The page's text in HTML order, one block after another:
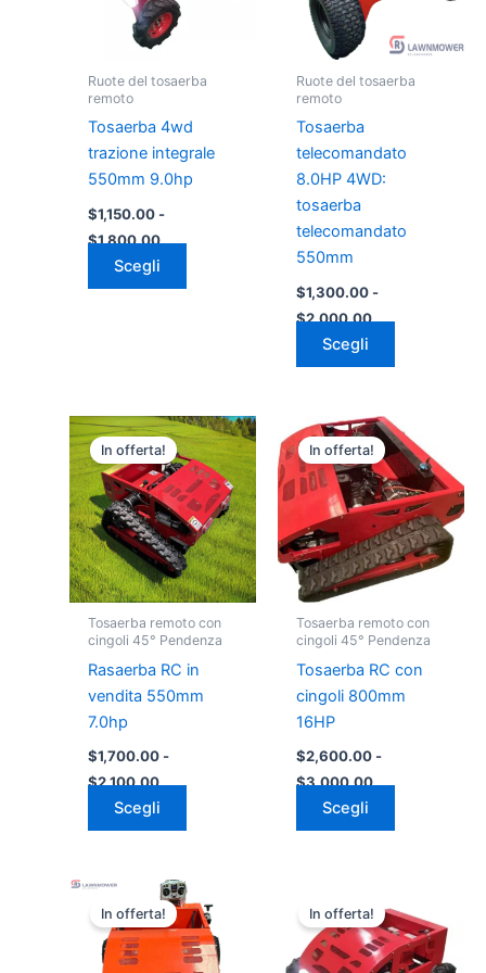
Ruote del tosaerba
remoto
Tosaerba 4wd
trazione integrale
550mm 9.0hp
$1,150.00 -
$1,800.00
Scegli
scelte
nella
pagina
Ruote del tosaerba
remoto
Tosaerba
telecomandato
8.0HP 4WD:
tosaerba
telecomandato
550mm
$1,300.00 -
$2,000.00
Scegli
opzioni
nella
prodotto
In offerta!
Tosaerba remoto con
cingoli 45° Pendenza
Rasaerba RC in
vendita 550mm
7.0hp
$1,700.00 -
$2,100.00
Fascia
di
prezzo:
da
$1,700.00
a
$2,100.00
Scegli
Questo
prodotto
ha
più
varianti.
Le
opzioni
essere
scelte
In offerta!
Tosaerba remoto con
cingoli 45° Pendenza
Tosaerba RC con
cingoli 800mm
16HP
$2,600.00 -
$3,000.00
Fascia
di
prezzo:
da
$2,600.00
a
$3,000.00
Scegli
Questo
prodotto
ha
più
varianti.
Le
opzioni
essere
In offerta!
Fascia
di
prezzo:
da
$1,200.00
Questo
prodotto
ha
In offerta!di
prezzo:
da
$1,050.00
prodotto
ha